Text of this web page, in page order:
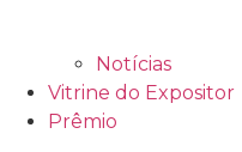
Notícias
Vitrine do Expositor
Prêmio